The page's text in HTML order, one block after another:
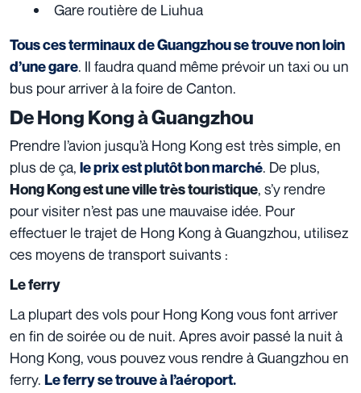
Gare routière de Liuhua
Tous ces terminaux de Guangzhou se trouve non loin
d’une gare. Il faudra quand même prévoir un taxi ou un
bus pour arriver à la foire de Canton.
De Hong Kong à Guangzhou
Prendre l’avion jusqu’à Hong Kong est très simple, en
plus de ça, le prix est plutôt bon marché. De plus,
Hong Kong est une ville très touristique, s’y rendre
pour visiter n’est pas une mauvaise idée. Pour
effectuer le trajet de Hong Kong à Guangzhou, utilisez
ces moyens de transport suivants :
Le ferry
La plupart des vols pour Hong Kong vous font arriver
en fin de soirée ou de nuit. Apres avoir passé la nuit à
Hong Kong, vous pouvez vous rendre à Guangzhou en
ferry. Le ferry se trouve à l’aéroport.